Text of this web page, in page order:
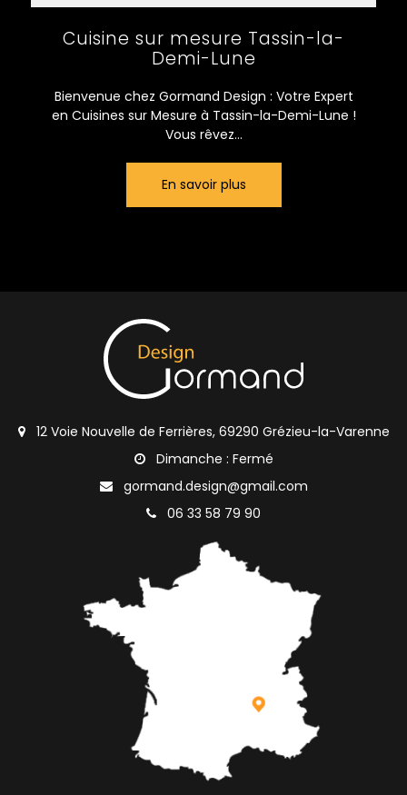
Cuisine sur mesure Tassin-la-
Demi-Lune
Bienvenue chez Gormand Design : Votre Expert
en Cuisines sur Mesure à Tassin-la-Demi-Lune !
Vous rêvez...
En savoir plus
12 Voie Nouvelle de Ferrières, 69290 Grézieu-la-Varenne
Dimanche : Fermé
gormand.design@gmail.com
06 33 58 79 90